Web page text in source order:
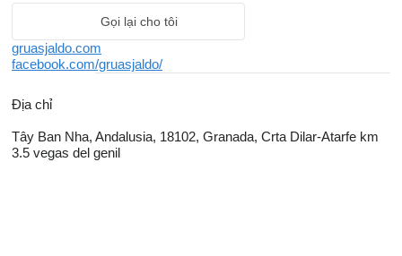
Gọi lại cho tôi
gruasjaldo.com
facebook.com/gruasjaldo/
Địa chỉ
Tây Ban Nha, Andalusia, 18102, Granada, Crta Dilar-Atarfe km
3.5 vegas del genil